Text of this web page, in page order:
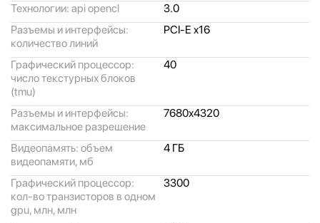
Технологии: api opencl
3.0
Разъемы и интерфейсы:
количество линий
PCI-E x16
Графический процессор:
число текстурных блоков
(tmu)
40
Разъемы и интерфейсы:
максимальное разрешение
7680x4320
Видеопамять: объем
видеопамяти, мб
4 ГБ
Графический процессор:
кол-во транзисторов в одном
gpu, млн, млн
3300